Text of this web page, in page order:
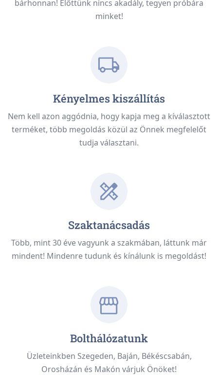
bárhonnan! Előttünk nincs akadály, tegyen próbára
minket!
Kényelmes kiszállítás
Nem kell azon aggódnia, hogy kapja meg a kíválasztott
terméket, több megoldás közül az Önnek megfelelőt
tudja választani.
Szaktanácsadás
Több, mint 30 éve vagyunk a szakmában, láttunk már
mindent! Mindenre tudunk és kínálunk is megoldást!
Bolthálózatunk
Üzleteinkben Szegeden, Baján, Békéscsabán,
Orosházán és Makón várjuk Önöket!